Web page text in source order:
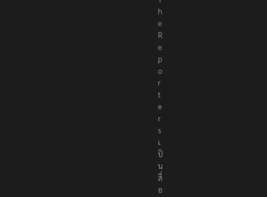
T
h
e
R
e
p
o
r
t
e
r
s
เ
ป็
น